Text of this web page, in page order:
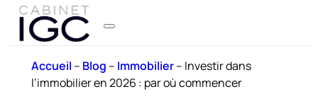
Accueil – Blog – Immobilier– Investir dans
l’immobilier en 2026 : par où commencer